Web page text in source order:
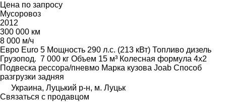
Цена по запросу
Мусоровоз
2012
300 000 км
8 000 м/ч
Евро Euro 5 Мощность 290 л.с. (213 кВт) Топливо дизель
Грузопод. 7 000 кг Объем 15 м³ Колесная формула 4x2
Подвеска рессора/пневмо Марка кузова Joab Способ
разгрузки задняя
Украина, Луцький р-н, м. Луцьк
Связаться с продавцом